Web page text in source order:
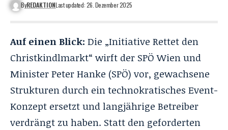
ByREDAKTIONLast updated: 26. Dezember 2025
Auf einen Blick: Die „Initiative Rettet den
Christkindlmarkt“ wirft der SPÖ Wien und
Minister Peter Hanke (SPÖ) vor, gewachsene
Strukturen durch ein technokratisches Event-
Konzept ersetzt und langjährige Betreiber
verdrängt zu haben. Statt den geforderten